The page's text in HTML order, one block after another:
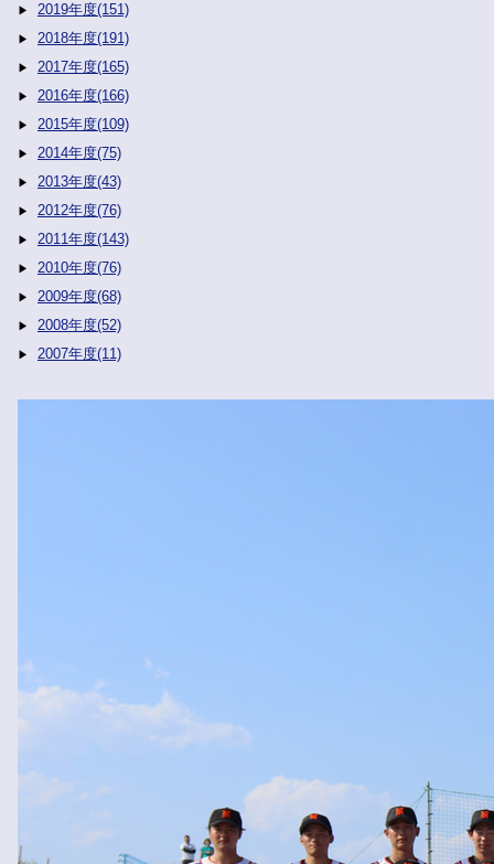
2019年度(151)
2018年度(191)
2017年度(165)
2016年度(166)
2015年度(109)
2014年度(75)
2013年度(43)
2012年度(76)
2011年度(143)
2010年度(76)
2009年度(68)
2008年度(52)
2007年度(11)